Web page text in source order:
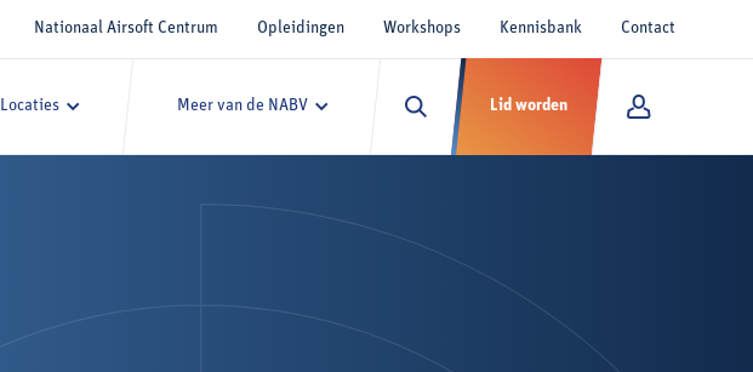
Nationaal Airsoft Centrum Opleidingen Workshops Kennisbank Contact
Locaties Meer van de NABV Lid worden